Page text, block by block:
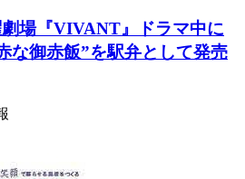
場『VIVANT』ドラマ中に
な御赤飯”を駅弁として発売